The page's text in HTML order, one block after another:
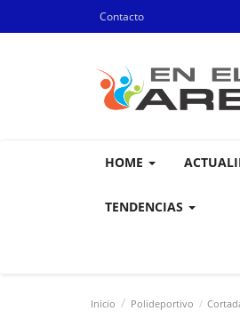
Contacto
HOME
TENDENCIAS
Inicio Polideportivo